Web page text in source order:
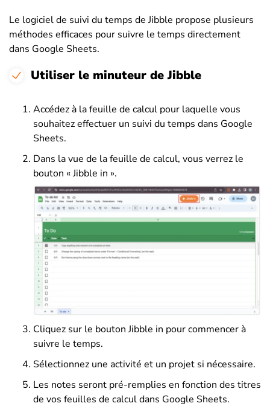
Le logiciel de suivi du temps de Jibble propose plusieurs
méthodes efficaces pour suivre le temps directement
dans Google Sheets.
Utiliser le minuteur de Jibble
Accédez à la feuille de calcul pour laquelle vous
souhaitez effectuer un suivi du temps dans Google
Sheets.
Dans la vue de la feuille de calcul, vous verrez le
bouton « Jibble in ».
Cliquez sur le bouton Jibble in pour commencer à
suivre le temps.
Sélectionnez une activité et un projet si nécessaire.
Les notes seront pré-remplies en fonction des titres
de vos feuilles de calcul dans Google Sheets.